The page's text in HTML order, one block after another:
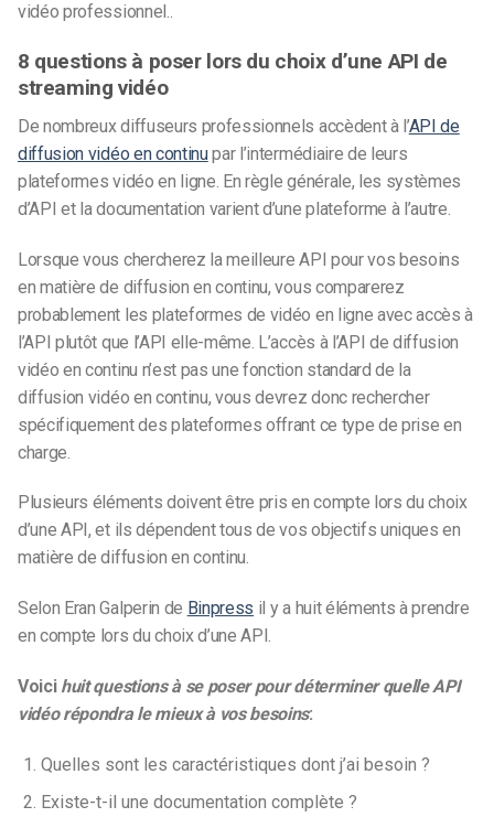
vidéo professionnel..
8 questions à poser lors du choix d’une API de
streaming vidéo
De nombreux diffuseurs professionnels accèdent à l’API de
diffusion vidéo en continupar l’intermédiaire de leurs
plateformes vidéo en ligne. En règle générale, les systèmes
d’API et la documentation varient d’une plateforme à l’autre.
Lorsque vous chercherez la meilleure API pour vos besoins
en matière de diffusion en continu, vous comparerez
probablement les plateformes de vidéo en ligne avec accès à
l’API plutôt que l’API elle-même. L’accès à l’API de diffusion
vidéo en continu n’est pas une fonction standard de la
diffusion vidéo en continu, vous devrez donc rechercher
spécifiquement des plateformes offrant ce type de prise en
charge.
Plusieurs éléments doivent être pris en compte lors du choix
d’une API, et ils dépendent tous de vos objectifs uniques en
matière de diffusion en continu.
Selon Eran Galperin de Binpress il y a huit éléments à prendre
en compte lors du choix d’une API.
Voici huit questions à se poser pour déterminer quelle API
vidéo répondra le mieux à vos besoins:
Quelles sont les caractéristiques dont j’ai besoin ?
Existe-t-il une documentation complète ?